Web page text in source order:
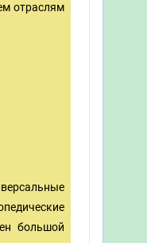
отраслям
большой